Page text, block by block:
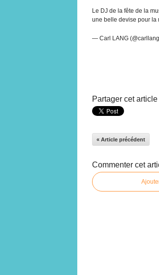
Le DJ de la fête de la
une belle devise pour la
— Carl LANG
Partager cet article
« Article précédent
Commenter cet